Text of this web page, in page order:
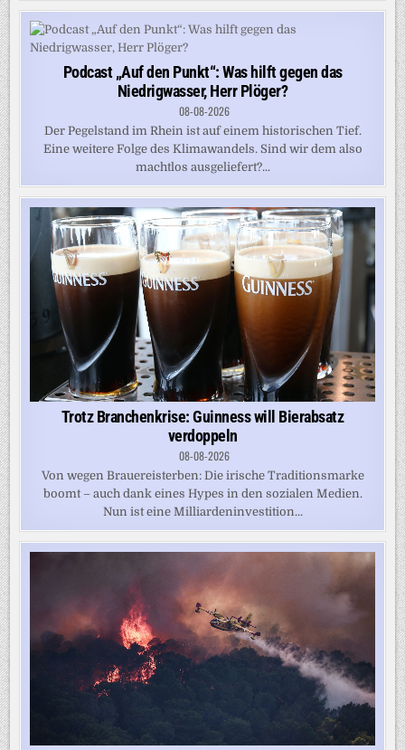
Podcast „Auf den Punkt“: Was hilft gegen das
Niedrigwasser, Herr Plöger?
08-08-2026
Der Pegelstand im Rhein ist auf einem historischen Tief.
Eine weitere Folge des Klimawandels. Sind wir dem also
machtlos ausgeliefert?...
Trotz Branchenkrise: Guinness will Bierabsatz
verdoppeln
08-08-2026
Von wegen Brauereisterben: Die irische Traditionsmarke
boomt – auch dank eines Hypes in den sozialen Medien.
Nun ist eine Milliardeninvestition...